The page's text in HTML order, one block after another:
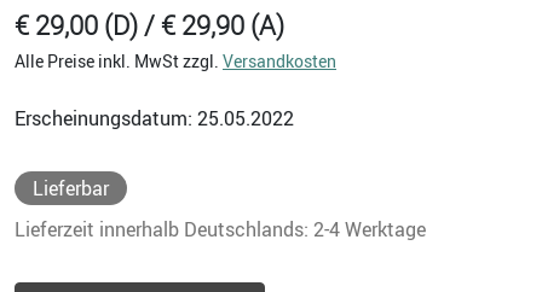
€ 29,00 (D) / € 29,90 (A)
Alle Preise inkl. MwSt zzgl. Versandkosten
Erscheinungsdatum: 25.05.2022
Lieferbar
Lieferzeit innerhalb Deutschlands: 2-4 Werktage